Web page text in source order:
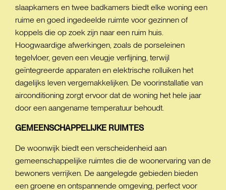
slaapkamers en twee badkamers biedt elke woning een
ruime en goed ingedeelde ruimte voor gezinnen of
koppels die op zoek zijn naar een ruim huis.
Hoogwaardige afwerkingen, zoals de porseleinen
tegelvloer, geven een vleugje verfijning, terwijl
geïntegreerde apparaten en elektrische rolluiken het
dagelijks leven vergemakkelijken. De voorinstallatie van
airconditioning zorgt ervoor dat de woning het hele jaar
door een aangename temperatuur behoudt.
GEMEENSCHAPPELIJKE RUIMTES
De woonwijk biedt een verscheidenheid aan
gemeenschappelijke ruimtes die de woonervaring van de
bewoners verrijken. De aangelegde gebieden bieden
een groene en ontspannende omgeving, perfect voor